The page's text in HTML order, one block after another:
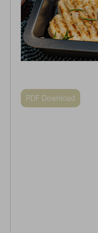
PDF Download